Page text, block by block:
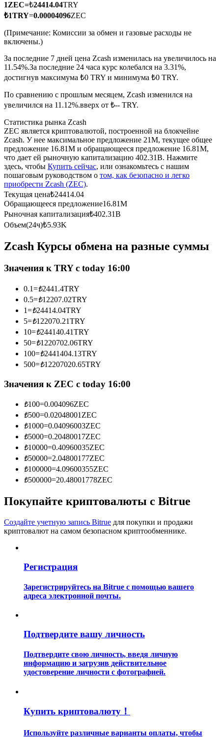
USDC фьючерсы
обеспечения
Копирование торговли
Станьте копи-трейдером
Наслаждайтесь распределением прибыли и комиссиями
за копи-трейдинг
Информация
Анализ больших данных, включая торговую информацию
Гид
Торговые стратегии
1ZEC=₺24414.04TRY
₺1TRY=0.00004096ZEC
(Примечание: Комиссии за обмен и газовые расходы не
включены.)
За последние 7 дней цена Zcash изменилась на увеличилось на
11.54%.За последние 24 часа курс колебался на 3.31%,
достигнув максимума ₺0 TRY и минимума ₺0 TRY.
По сравнению с прошлым месяцем, Zcash изменился на
увеличился на 11.12%.вверх от ₺-- TRY.
Статистика рынка Zcash
ZEC является криптовалютой, построенной на блокчейне
Zcash. У нее максимальное предложение 21M, текущее общее
предложение 16.81M и обращающееся предложение 16.81M,
что дает ей рыночную капитализацию 402.31B. Нажмите
здесь, чтобы Купить сейчас, или ознакомьтесь с нашим
пошаговым руководством о том, как безопасно и легко
приобрести Zcash (ZEC).
Текущая цена₺24414.04
Обращающееся предложение16.81M
Рыночная капитализация₺402.31B
Объем(24ч)₺5.93K
Zcash Курсы обмена на разные суммы
Значения к TRY с today 16:00
0.1=₺2441.4TRY
0.5=₺12207.02TRY
1=₺24414.04TRY
5=₺122070.21TRY
10=₺244140.41TRY
50=₺1220702.06TRY
100=₺2441404.13TRY
500=₺12207020.65TRY
Значения к ZEC с today 16:00
₺100=0.004096ZEC
₺500=0.02048001 ZEC
₺1000=0.04096003ZEC
₺5000=0.20480017ZEC
₺10000=0.40960035ZEC
₺50000=2.04800177ZEC
₺100000=4.09600355ZEC
₺500000=20.48001778ZEC
Покупайте криптовалюты с Bitrue
Создайте учетную запись Bitrue для покупки и продажи
криптовалют на самом безопасном криптообменнике.
Регистрация
Зарегистрируйтесь на Bitrue с помощью вашего
адреса электронной почты.
Подтвердите вашу личность
Подтвердите свою личность, введя личную
информацию и загрузив действительное
удостоверение личности с фотографией.
Купить криптовалюту！
Используйте различные варианты оплаты, чтобы